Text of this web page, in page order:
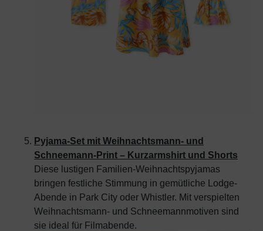
Pyjama-Set mit Weihnachtsmann- und
Schneemann-Print – Kurzarmshirt und Shorts
Diese lustigen Familien-Weihnachtspyjamas
bringen festliche Stimmung in gemütliche Lodge-
Abende in Park City oder Whistler. Mit verspielten
Weihnachtsmann- und Schneemannmotiven sind
sie ideal für Filmabende.